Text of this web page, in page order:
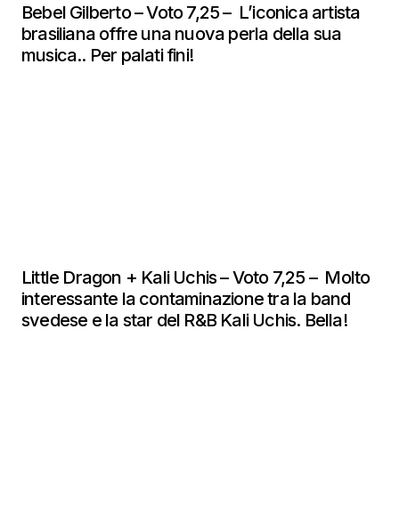
Bebel Gilberto – Voto 7,25 – L’iconica artista
brasiliana offre una nuova perla della sua
musica.. Per palati fini!
Little Dragon + Kali Uchis – Voto 7,25 – Molto
interessante la contaminazione tra la band
svedese e la star del R&B Kali Uchis. Bella!